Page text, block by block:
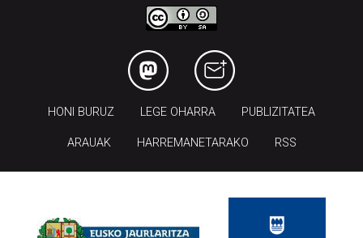
HONI BURUZ LEGE OHARRA PUBLIZITATEA
ARAUAK HARREMANETARAKO RSS